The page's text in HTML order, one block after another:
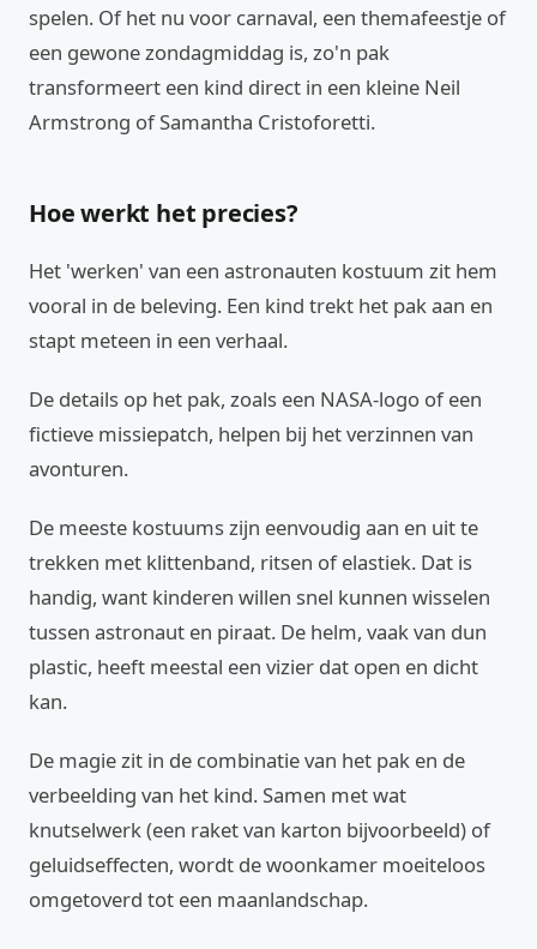
spelen. Of het nu voor carnaval, een themafeestje of
een gewone zondagmiddag is, zo'n pak
transformeert een kind direct in een kleine Neil
Armstrong of Samantha Cristoforetti.
Hoe werkt het precies?
Het 'werken' van een astronauten kostuum zit hem
vooral in de beleving. Een kind trekt het pak aan en
stapt meteen in een verhaal.
De details op het pak, zoals een NASA-logo of een
fictieve missiepatch, helpen bij het verzinnen van
avonturen.
De meeste kostuums zijn eenvoudig aan en uit te
trekken met klittenband, ritsen of elastiek. Dat is
handig, want kinderen willen snel kunnen wisselen
tussen astronaut en piraat. De helm, vaak van dun
plastic, heeft meestal een vizier dat open en dicht
kan.
De magie zit in de combinatie van het pak en de
verbeelding van het kind. Samen met wat
knutselwerk (een raket van karton bijvoorbeeld) of
geluidseffecten, wordt de woonkamer moeiteloos
omgetoverd tot een maanlandschap.